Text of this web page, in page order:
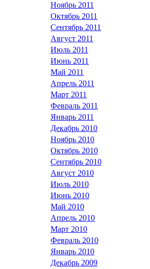
Ноябрь 2011
Октябрь 2011
Сентябрь 2011
Август 2011
Июль 2011
Июнь 2011
Май 2011
Апрель 2011
Март 2011
Февраль 2011
Январь 2011
Декабрь 2010
Ноябрь 2010
Октябрь 2010
Сентябрь 2010
Август 2010
Июль 2010
Июнь 2010
Май 2010
Апрель 2010
Март 2010
Февраль 2010
Январь 2010
Декабрь 2009